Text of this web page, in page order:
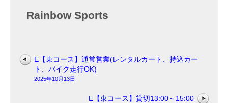
Rainbow Sports
E【東コース】通常営業(レンタルカート、持込カー
ト、バイク走行OK)
2025年10月13日
E【東コース】貸切13:00～15:00